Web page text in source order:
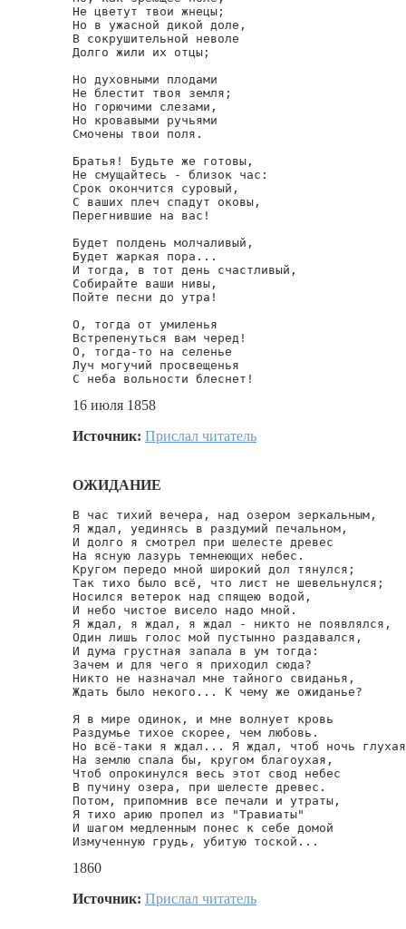
Не цветут твои жнецы;
Но в ужасной дикой доле,
В сокрушительной неволе
Долго жили их отцы;
Но духовными плодами
Не блестит твоя земля;
Но горючими слезами,
Но кровавыми ручьями
Смочены твои поля.
Братья! Будьте же готовы,
Не смущайтесь - близок час:
Срок окончится суровый,
С ваших плеч спадут оковы,
Перегнившие на вас!
Будет полдень молчаливый,
Будет жаркая пора...
И тогда, в тот день счастливый,
Собирайте ваши нивы,
Пойте песни до утра!
О, тогда от умиленья
Встрепенуться вам черед!
О, тогда-то на селенье
Луч могучий просвещенья
С неба вольности блеснет!
16 июля 1858
Источник: Прислал читатель
ОЖИДАНИЕ
В час тихий вечера, над озером зеркальным,
Я ждал, уединясь в раздумий печальном,
И долго я смотрел при шелесте древес
На ясную лазурь темнеющих небес.
Кругом передо мной широкий дол тянулся;
Так тихо было всё, что лист не шевельнулся;
Носился ветерок над спящею водой,
И небо чистое висело надо мной.
Я ждал, я ждал, я ждал - никто не появлялся,
Один лишь голос мой пустынно раздавался,
И дума грустная запала в ум тогда:
Зачем и для чего я приходил сюда?
Никто не назначал мне тайного свиданья,
Ждать было некого... К чему же ожиданье?
Я в мире одинок, и мне волнует кровь
Раздумье тихое скорее, чем любовь.
Но всё-таки я ждал... Я ждал, чтоб ночь глухая
На землю спала бы, кругом благоухая,
Чтоб опрокинулся весь этот свод небес
В пучину озера, при шелесте древес.
Потом, припомнив все печали и утраты,
Я тихо арию пропел из "Травиаты"
И шагом медленным понес к себе домой
Измученную грудь, убитую тоской...
1860
Источник: Прислал читатель